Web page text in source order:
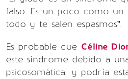
falso. Es un poco como un
todo y te salen espasmos”.
Es probable que Céline
este síndrome debido a
psicosomática" y podría